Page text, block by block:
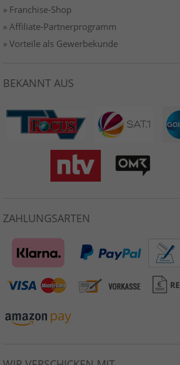
» Franchise-Shop
» Affiliate-Partnerprogramm
» Vorteile als Gewerbekunde
BEKANNT AUS
ZAHLUNGSARTEN